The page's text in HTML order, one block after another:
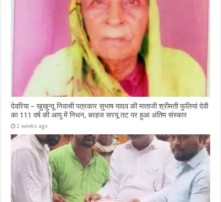
देवरिया – खुखुन्दू निवासी पत्रकार सुभाष यादव की माताजी श्रीमती फुलियां देवी
का 111 वर्ष की आयु में निधन, बरहज सरयू तट पर हुआ अंतिम संस्कार
2 weeks ago